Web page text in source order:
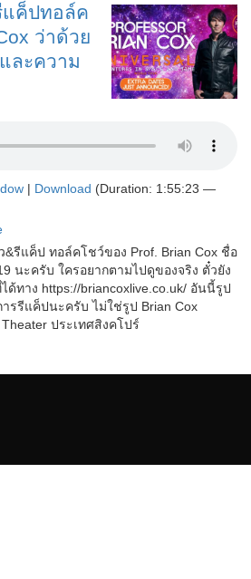
แค็ปทอล์ค
ว่าด้วย
ละความ
| Download (Duration: 1:55:23 —
&รีแค็ป ทอล์คโชว์ของ Prof. Brian Cox ชื่อ
นะครับ ใครอยากตามไปดูของจริง ตั๋วยัง
ทาง https://briancoxlive.co.uk/ อันนี้รูป
รรีแค็ปนะครับ ไม่ใช่รูป Brian Cox
ประเทศสิงคโปร์